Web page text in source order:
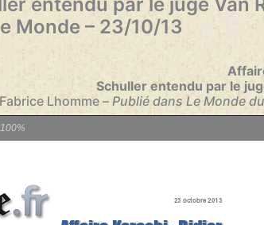
Monde – 23/10/13
Schuller entendu par le
Lhomme –Publié dans Le Monde
100%